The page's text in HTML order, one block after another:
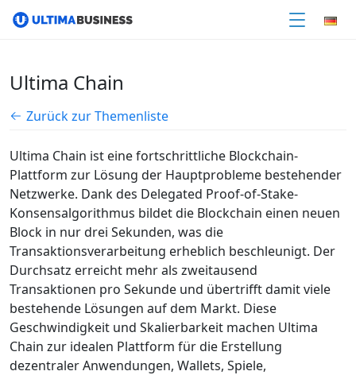
Ultima Chain
Zurück zur Themenliste
Ultima Chain ist eine fortschrittliche Blockchain-
Plattform zur Lösung der Hauptprobleme bestehender
Netzwerke. Dank des Delegated Proof-of-Stake-
Konsensalgorithmus bildet die Blockchain einen neuen
Block in nur drei Sekunden, was die
Transaktionsverarbeitung erheblich beschleunigt. Der
Durchsatz erreicht mehr als zweitausend
Transaktionen pro Sekunde und übertrifft damit viele
bestehende Lösungen auf dem Markt. Diese
Geschwindigkeit und Skalierbarkeit machen Ultima
Chain zur idealen Plattform für die Erstellung
dezentraler Anwendungen, Wallets, Spiele,